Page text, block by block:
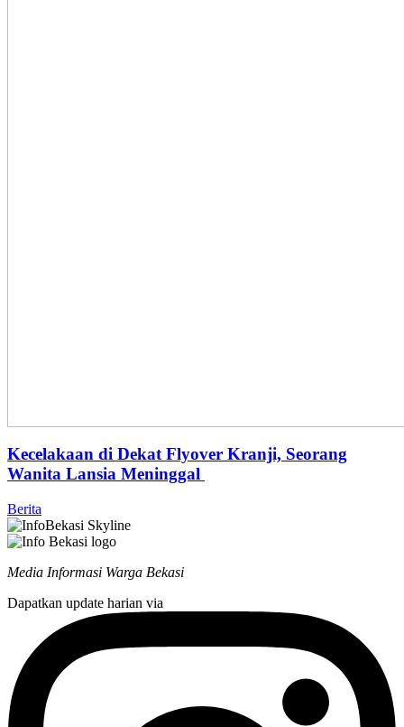
Kecelakaan di Dekat Flyover Kranji, Seorang
Wanita Lansia Meninggal
Berita
Media Informasi Warga Bekasi
Dapatkan update harian via